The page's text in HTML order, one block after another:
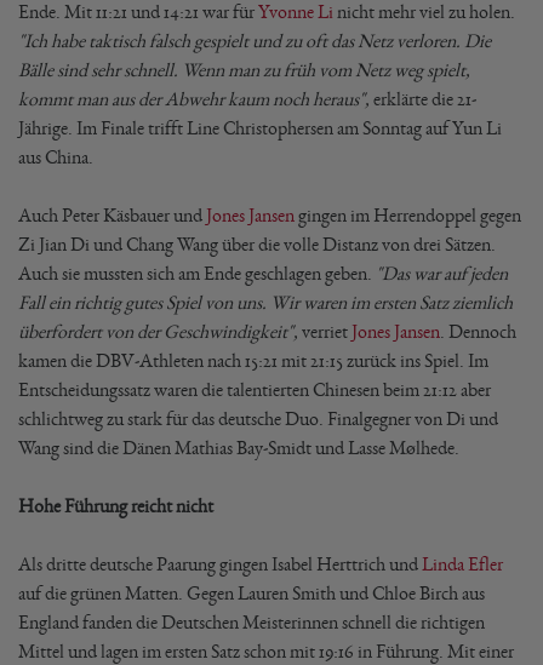
Ende. Mit 11:21 und 14:21 war fürYvonne Li nicht mehr viel zu holen.
"Ich habe taktisch falsch gespielt und zu oft das Netz verloren. Die
Bälle sind sehr schnell. Wenn man zu früh vom Netz weg spielt,
kommt man aus der Abwehr kaum noch heraus", erklärte die 21-
Jährige. Im Finale trifft Line Christophersen am Sonntag auf Yun Li
aus China.
Auch Peter Käsbauer und Jones Jansen gingen im Herrendoppel gegen
Zi Jian Di und Chang Wang über die volle Distanz von drei Sätzen.
Auch sie mussten sich am Ende geschlagen geben.
"Das war auf jeden
Fall ein richtig gutes Spiel von uns. Wir waren im ersten Satz ziemlich
überfordert von der Geschwindigkeit", verriet Jones Jansen . Dennoch
kamen die DBV-Athleten nach 15:21 mit 21:15 zurück ins Spiel. Im
Entscheidungssatz waren die talentierten Chinesen beim 21:12 aber
schlichtweg zu stark für das deutsche Duo. Finalgegner von Di und
Wang sind die Dänen Mathias Bay-Smidt und Lasse Mølhede.
Hohe Führung reicht nicht
Als dritte deutsche Paarung gingen Isabel Herttrich und Linda Efler
auf die grünen Matten. Gegen Lauren Smith und Chloe Birch aus
England fanden die Deutschen Meisterinnen schnell die richtigen
Mittel und lagen im ersten Satz schon mit 19:16 in Führung. Mit einer